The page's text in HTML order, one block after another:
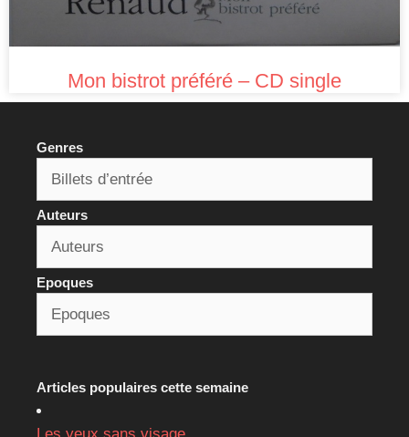
Mon bistrot préféré – CD single
Genres
Auteurs
Epoques
Articles populaires cette semaine